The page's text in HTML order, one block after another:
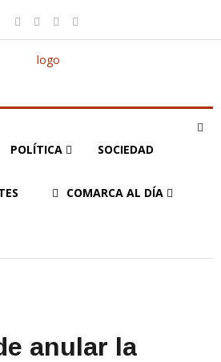
POLÍTICA SOCIEDAD
COMARCA AL DÍA
anular la